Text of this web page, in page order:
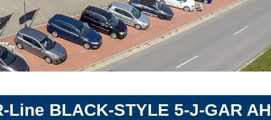
BLACK-STYLE 5-J-GAR AH